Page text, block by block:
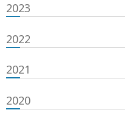
2023
2022
2021
2020